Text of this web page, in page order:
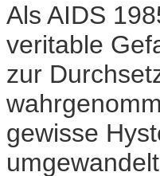
Als AIDS
veritable
zur
gewisse